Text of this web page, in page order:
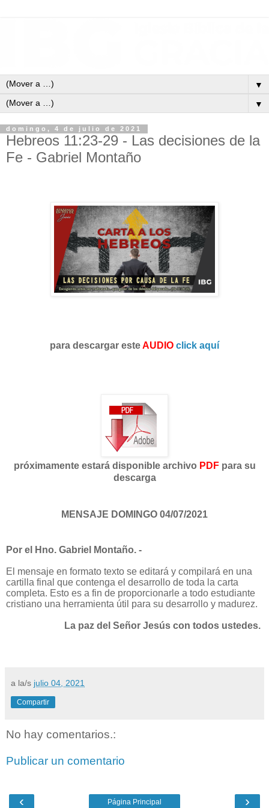
▼
▼
domingo, 4 de julio de 2021
Hebreos 11:23-29 - Las decisiones de la
Fe - Gabriel Montaño
para descargar esteAUDIO click aquí
próximamente estará disponible archivo PDFpara su
descarga
MENSAJE DOMINGO 04/07/2021
Por el Hno. Gabriel Montaño. -
El mensaje en formato texto se editará y compilará en una
cartilla final que contenga el desarrollo de toda la carta
completa. Esto es a fin de proporcionarle a todo estudiante
cristiano una herramienta útil para su desarrollo y madurez.
La paz del Señor Jesús con todos ustedes.
a la/s julio 04, 2021
Compartir
No hay comentarios.:
Publicar un comentario
‹ ›
Página Principal